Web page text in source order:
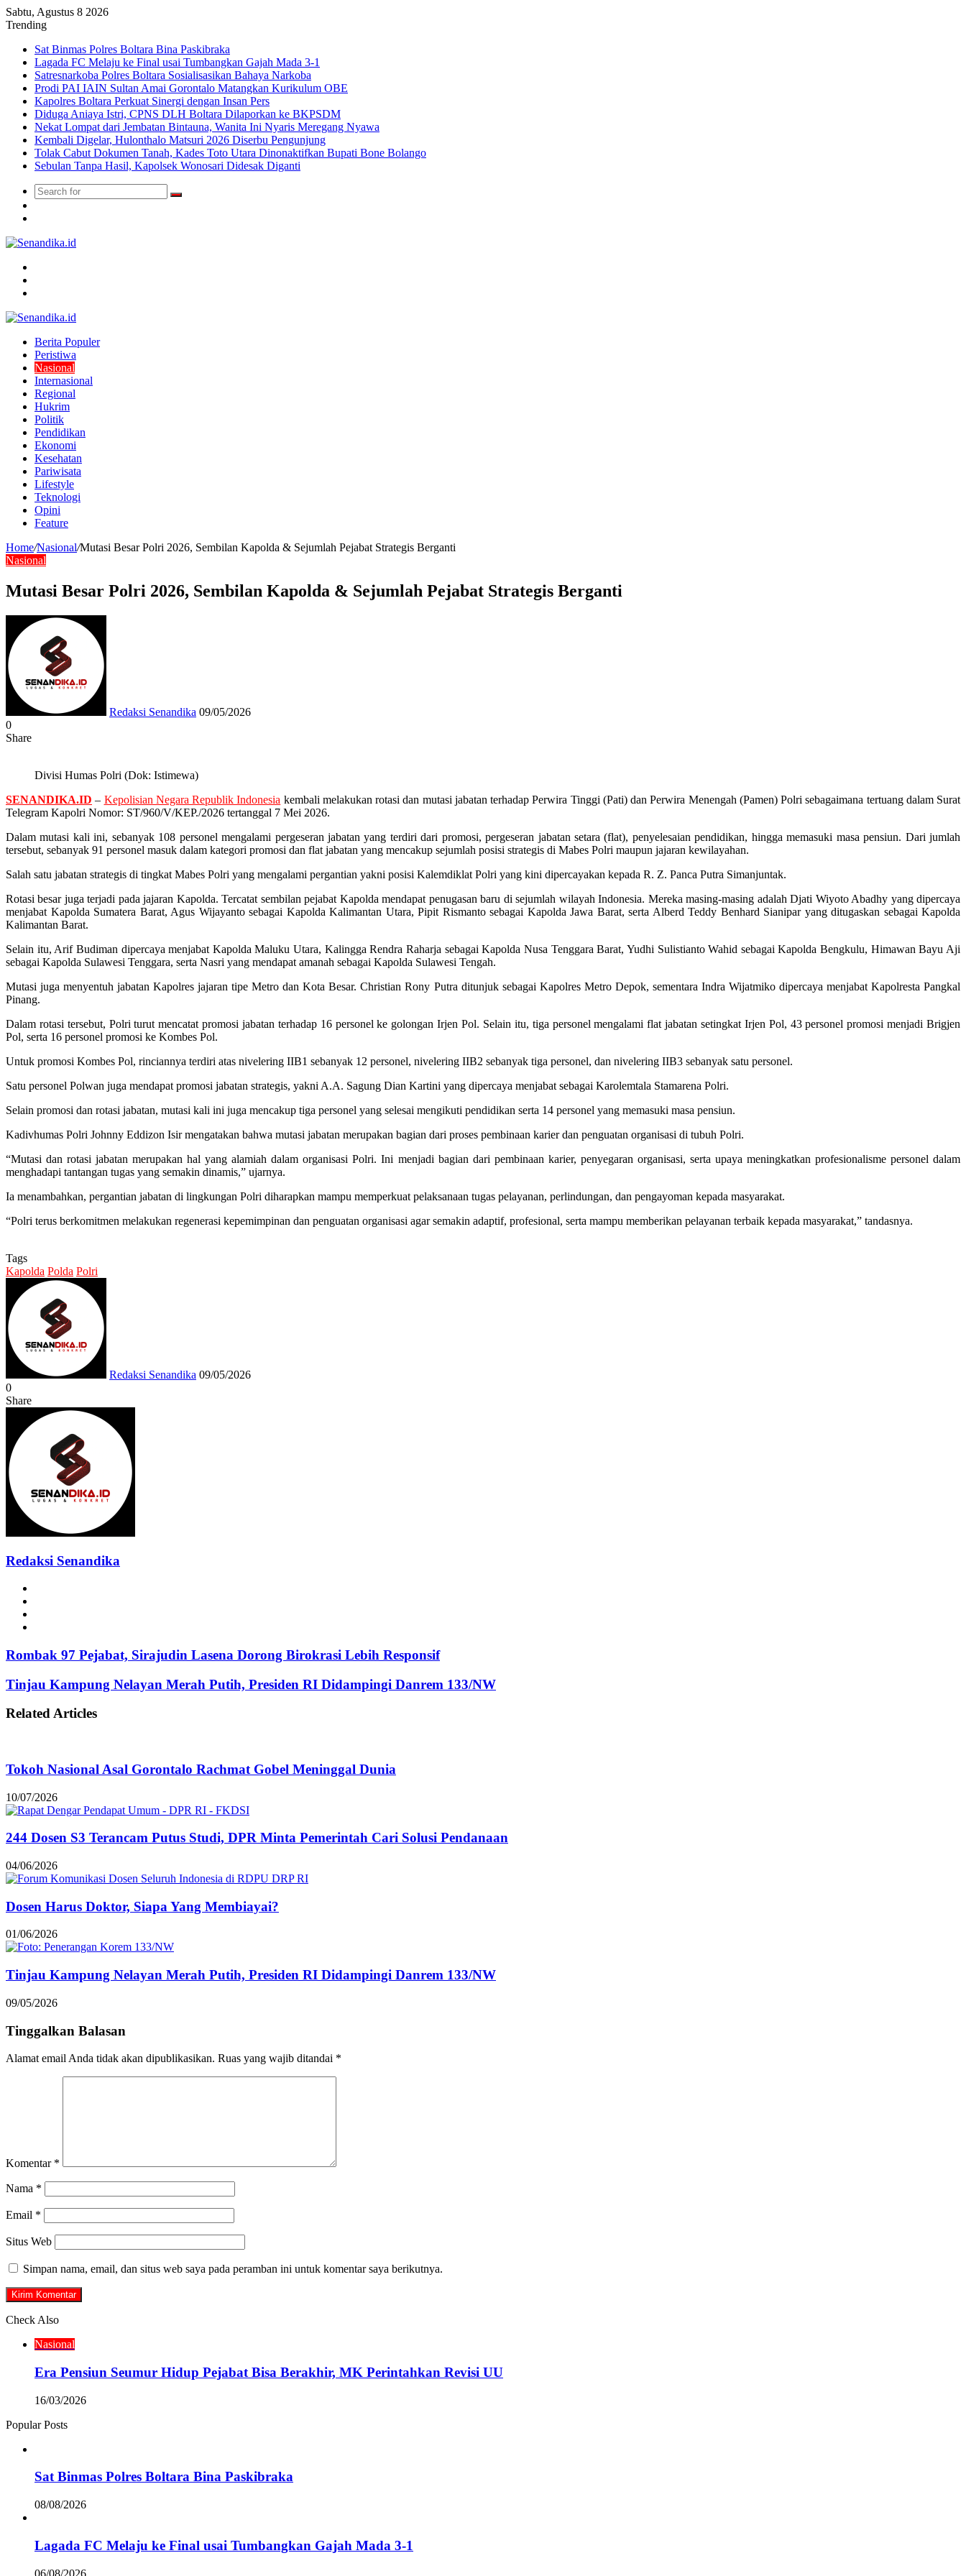
Sabtu, Agustus 8 2026
Trending
Sat Binmas Polres Boltara Bina Paskibraka
Lagada FC Melaju ke Final usai Tumbangkan Gajah Mada 3-1
Satresnarkoba Polres Boltara Sosialisasikan Bahaya Narkoba
Prodi PAI IAIN Sultan Amai Gorontalo Matangkan Kurikulum OBE
Kapolres Boltara Perkuat Sinergi dengan Insan Pers
Diduga Aniaya Istri, CPNS DLH Boltara Dilaporkan ke BKPSDM
Nekat Lompat dari Jembatan Bintauna, Wanita Ini Nyaris Meregang Nyawa
Kembali Digelar, Hulonthalo Matsuri 2026 Diserbu Pengunjung
Tolak Cabut Dokumen Tanah, Kades Toto Utara Dinonaktifkan Bupati Bone Bolango
Sebulan Tanpa Hasil, Kapolsek Wonosari Didesak Diganti
Search
Berita Populer
Peristiwa
Nasional
Internasional
Regional
Hukrim
Politik
Pendidikan
Ekonomi
Kesehatan
Pariwisata
Lifestyle
Teknologi
Opini
Feature
Home/Nasional/Mutasi Besar Polri 2026, Sembilan Kapolda & Sejumlah Pejabat Strategis Berganti
Nasional
Mutasi Besar Polri 2026, Sembilan Kapolda & Sejumlah Pejabat Strategis Berganti
Redaksi Senandika 09/05/2026
0
Share
Divisi Humas Polri (Dok: Istimewa)
SENANDIKA.ID – Kepolisian Negara Republik Indonesia kembali melakukan rotasi dan mutasi jabatan terhadap Perwira Tinggi (Pati) dan Perwira Menengah (Pamen) Polri sebagaimana tertuang dalam Surat
Telegram Kapolri Nomor: ST/960/V/KEP./2026 tertanggal 7 Mei 2026.
Dalam mutasi kali ini, sebanyak 108 personel mengalami pergeseran jabatan yang terdiri dari promosi, pergeseran jabatan setara (flat), penyelesaian pendidikan, hingga memasuki masa pensiun. Dari jumlah
tersebut, sebanyak 91 personel masuk dalam kategori promosi dan flat jabatan yang mencakup sejumlah posisi strategis di Mabes Polri maupun jajaran kewilayahan.
Salah satu jabatan strategis di tingkat Mabes Polri yang mengalami pergantian yakni posisi Kalemdiklat Polri yang kini dipercayakan kepada R. Z. Panca Putra Simanjuntak.
Rotasi besar juga terjadi pada jajaran Kapolda. Tercatat sembilan pejabat Kapolda mendapat penugasan baru di sejumlah wilayah Indonesia. Mereka masing-masing adalah Djati Wiyoto Abadhy yang dipercaya
menjabat Kapolda Sumatera Barat, Agus Wijayanto sebagai Kapolda Kalimantan Utara, Pipit Rismanto sebagai Kapolda Jawa Barat, serta Alberd Teddy Benhard Sianipar yang ditugaskan sebagai Kapolda
Kalimantan Barat.
Selain itu, Arif Budiman dipercaya menjabat Kapolda Maluku Utara, Kalingga Rendra Raharja sebagai Kapolda Nusa Tenggara Barat, Yudhi Sulistianto Wahid sebagai Kapolda Bengkulu, Himawan Bayu Aji
sebagai Kapolda Sulawesi Tenggara, serta Nasri yang mendapat amanah sebagai Kapolda Sulawesi Tengah.
Mutasi juga menyentuh jabatan Kapolres jajaran tipe Metro dan Kota Besar. Christian Rony Putra ditunjuk sebagai Kapolres Metro Depok, sementara Indra Wijatmiko dipercaya menjabat Kapolresta Pangkal
Pinang.
Dalam rotasi tersebut, Polri turut mencatat promosi jabatan terhadap 16 personel ke golongan Irjen Pol. Selain itu, tiga personel mengalami flat jabatan setingkat Irjen Pol, 43 personel promosi menjadi Brigjen
Pol, serta 16 personel promosi ke Kombes Pol.
Untuk promosi Kombes Pol, rinciannya terdiri atas nivelering IIB1 sebanyak 12 personel, nivelering IIB2 sebanyak tiga personel, dan nivelering IIB3 sebanyak satu personel.
Satu personel Polwan juga mendapat promosi jabatan strategis, yakni A.A. Sagung Dian Kartini yang dipercaya menjabat sebagai Karolemtala Stamarena Polri.
Selain promosi dan rotasi jabatan, mutasi kali ini juga mencakup tiga personel yang selesai mengikuti pendidikan serta 14 personel yang memasuki masa pensiun.
Kadivhumas Polri Johnny Eddizon Isir mengatakan bahwa mutasi jabatan merupakan bagian dari proses pembinaan karier dan penguatan organisasi di tubuh Polri.
“Mutasi dan rotasi jabatan merupakan hal yang alamiah dalam organisasi Polri. Ini menjadi bagian dari pembinaan karier, penyegaran organisasi, serta upaya meningkatkan profesionalisme personel dalam
menghadapi tantangan tugas yang semakin dinamis,” ujarnya.
Ia menambahkan, pergantian jabatan di lingkungan Polri diharapkan mampu memperkuat pelaksanaan tugas pelayanan, perlindungan, dan pengayoman kepada masyarakat.
“Polri terus berkomitmen melakukan regenerasi kepemimpinan dan penguatan organisasi agar semakin adaptif, profesional, serta mampu memberikan pelayanan terbaik kepada masyarakat,” tandasnya.
Tags
Kapolda Polda Polri
Redaksi Senandika 09/05/2026
0
Share
Facebook
Messenger
Messenger
WhatsApp
Telegram
Redaksi Senandika
Rombak 97 Pejabat, Sirajudin Lasena Dorong Birokrasi Lebih Responsif
Tinjau Kampung Nelayan Merah Putih, Presiden RI Didampingi Danrem 133/NW
Related Articles
Tokoh Nasional Asal Gorontalo Rachmat Gobel Meninggal Dunia
10/07/2026
244 Dosen S3 Terancam Putus Studi, DPR Minta Pemerintah Cari Solusi Pendanaan
04/06/2026
Dosen Harus Doktor, Siapa Yang Membiayai?
01/06/2026
Tinjau Kampung Nelayan Merah Putih, Presiden RI Didampingi Danrem 133/NW
09/05/2026
Tinggalkan Balasan
Alamat email Anda tidak akan dipublikasikan. Ruas yang wajib ditandai *
Komentar *
Nama *
Email *
Situs Web
Simpan nama, email, dan situs web saya pada peramban ini untuk komentar saya berikutnya.
Check Also
Nasional
Era Pensiun Seumur Hidup Pejabat Bisa Berakhir, MK Perintahkan Revisi UU
16/03/2026
Popular Posts
Sat Binmas Polres Boltara Bina Paskibraka
08/08/2026
Lagada FC Melaju ke Final usai Tumbangkan Gajah Mada 3-1
06/08/2026